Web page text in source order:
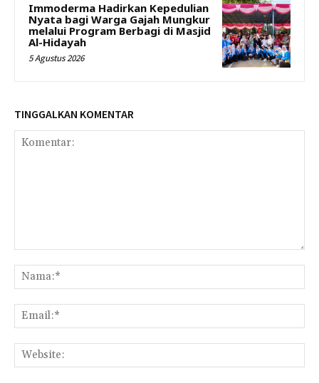
Immoderma Hadirkan Kepedulian
Nyata bagi Warga Gajah Mungkur
melalui Program Berbagi di Masjid
Al-Hidayah
5 Agustus 2026
TINGGALKAN KOMENTAR